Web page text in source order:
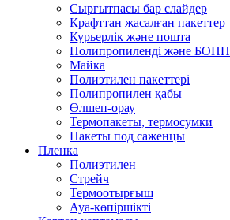
Сырғытпасы бар слайдер
Крафттан жасалған пакеттер
Курьерлік және пошта
Полипропиленді және БОПП
Майка
Полиэтилен пакеттері
Полипропилен қабы
Өлшеп-орау
Термопакеты, термосумки
Пакеты под саженцы
Пленка
Полиэтилен
Стрейч
Термоотырғыш
Ауа-көпіршікті